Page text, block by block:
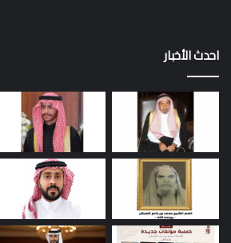
احدث الأخبار